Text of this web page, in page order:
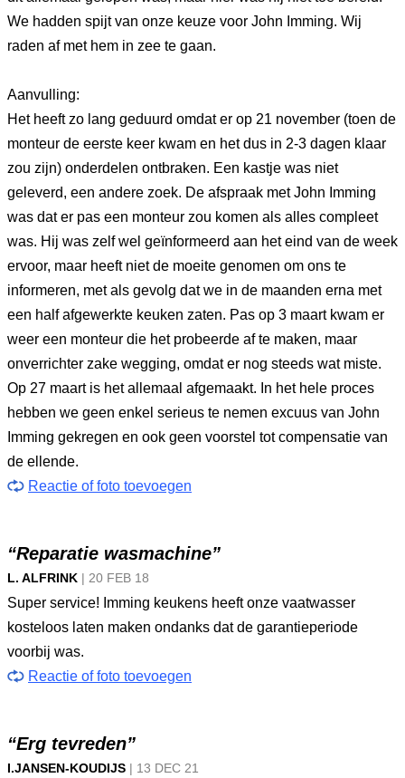
We hadden spijt van onze keuze voor John Imming. Wij
raden af met hem in zee te gaan.
Aanvulling:
Het heeft zo lang geduurd omdat er op 21 november (toen de
monteur de eerste keer kwam en het dus in 2-3 dagen klaar
zou zijn) onderdelen ontbraken. Een kastje was niet
geleverd, een andere zoek. De afspraak met John Imming
was dat er pas een monteur zou komen als alles compleet
was. Hij was zelf wel geïnformeerd aan het eind van de week
ervoor, maar heeft niet de moeite genomen om ons te
informeren, met als gevolg dat we in de maanden erna met
een half afgewerkte keuken zaten. Pas op 3 maart kwam er
weer een monteur die het probeerde af te maken, maar
onverrichter zake wegging, omdat er nog steeds wat miste.
Op 27 maart is het allemaal afgemaakt. In het hele proces
hebben we geen enkel serieus te nemen excuus van John
Imming gekregen en ook geen voorstel tot compensatie van
de ellende.
Reactie of foto toevoegen
“Reparatie wasmachine”
L. ALFRINK | 20 FEB 18
Super service! Imming keukens heeft onze vaatwasser
kosteloos laten maken ondanks dat de garantieperiode
voorbij was.
Reactie of foto toevoegen
“Erg tevreden”
I.JANSEN-KOUDIJS | 13 DEC 21